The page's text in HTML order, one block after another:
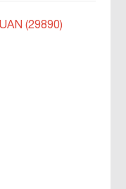
(29890)